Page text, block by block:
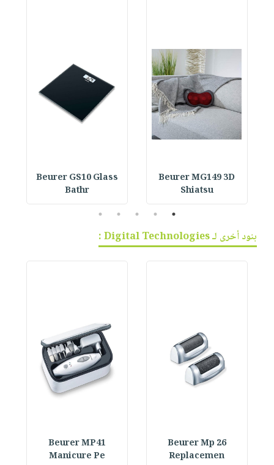
Beurer MG149 3D
Shiatsu
Beurer GS10 Glass
Bathr
1
2
3
4
5
بنود أخرى لـ Digital Technologies :
Beurer Mp 26
Replacemen
Beurer MP41
Manicure Pe